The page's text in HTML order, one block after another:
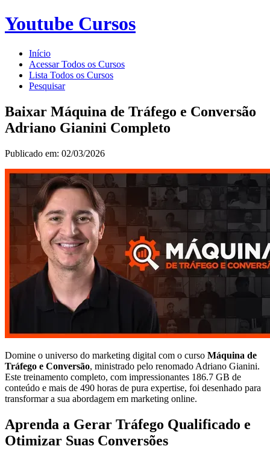
Youtube Cursos
Início
Acessar Todos os Cursos
Lista Todos os Cursos
Pesquisar
Baixar Máquina de Tráfego e Conversão
Adriano Gianini Completo
Publicado em: 02/03/2026
Domine o universo do marketing digital com o curso Máquina de
Tráfego e Conversão, ministrado pelo renomado Adriano Gianini.
Este treinamento completo, com impressionantes 186.7 GB de
conteúdo e mais de 490 horas de pura expertise, foi desenhado para
transformar a sua abordagem em marketing online.
Aprenda a Gerar Tráfego Qualificado e
Otimizar Suas Conversões